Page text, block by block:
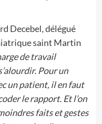
Decebel, délégué
saint Martin
de travail
Pour un
un patient, il en faut
le rapport. Et l’on
faits et gestes